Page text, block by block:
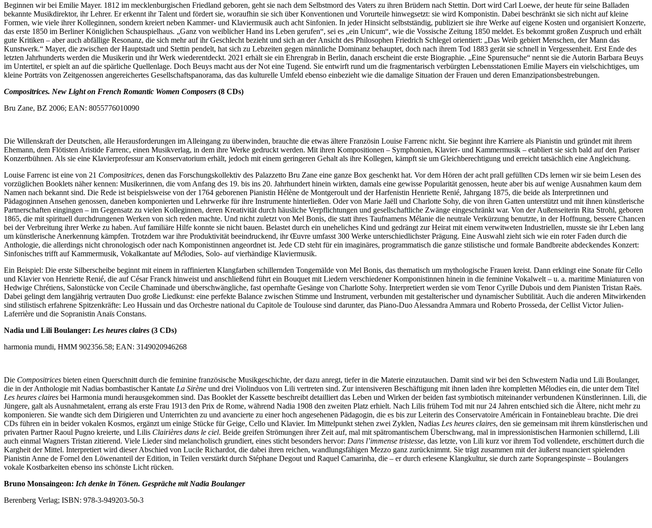
Beginnen wir bei Emilie Mayer. 1812 im mecklenburgischen Friedland geboren, geht sie nach dem Selbstmord des Vaters zu ihren Brüdern nach Stettin. Dort wird Carl Loewe, der heute für seine Balladen
bekannte Musikdirektor, ihr Lehrer. Er erkennt ihr Talent und fördert sie, woraufhin sie sich über Konventionen und Vorurteile hinwegsetzt: sie wird Komponistin. Dabei beschränkt sie sich nicht auf kleine
Formen, wie viele ihrer Kolleginnen, sondern kreiert neben Kammer- und Klaviermusik auch acht Sinfonien. In jeder Hinsicht selbstständig, publiziert sie ihre Werke auf eigene Kosten und organisiert Konzerte,
das erste 1850 im Berliner Königlichen Schauspielhaus. „Ganz von weiblicher Hand ins Leben gerufen“, sei es „ein Unicum“, wie die Vossische Zeitung 1850 meldet. Es bekommt großen Zuspruch und erhält
gute Kritiken – aber auch abfällige Resonanz, die sich mehr auf ihr Geschlecht bezieht und sich an der Ansicht des Philosophen Friedrich Schlegel orientiert: „Das Weib gebiert Menschen, der Mann das
Kunstwerk.“ Mayer, die zwischen der Hauptstadt und Stettin pendelt, hat sich zu Lebzeiten gegen männliche Dominanz behauptet, doch nach ihrem Tod 1883 gerät sie schnell in Vergessenheit. Erst Ende des
letzten Jahrhunderts werden die Musikerin und ihr Werk wiederentdeckt. 2021 erhält sie ein Ehrengrab in Berlin, danach erscheint die erste Biographie. „Eine Spurensuche“ nennt sie die Autorin Barbara Beuys
im Untertitel, er spielt an auf die spärliche Quellenlage. Doch Beuys macht aus der Not eine Tugend. Sie entwirft rund um die fragmentarisch verbürgten Lebensstationen Emilie Mayers ein vielschichtiges, um
kleine Porträts von Zeitgenossen angereichertes Gesellschaftspanorama, das das kulturelle Umfeld ebenso einbezieht wie die damalige Situation der Frauen und deren Emanzipationsbestrebungen.
Compositrices. New Light on French Romantic Women Composers (8 CDs)
Bru Zane, BZ 2006; EAN: 8055776010090
Die Willenskraft der Deutschen, alle Herausforderungen im Alleingang zu überwinden, brauchte die etwas ältere Französin Louise Farrenc nicht. Sie beginnt ihre Karriere als Pianistin und gründet mit ihrem
Ehemann, dem Flötisten Aristide Farrenc, einen Musikverlag, in dem ihre Werke gedruckt werden. Mit ihren Kompositionen – Symphonien, Klavier- und Kammermusik – etabliert sie sich bald auf den Pariser
Konzertbühnen. Als sie eine Klavierprofessur am Konservatorium erhält, jedoch mit einem geringeren Gehalt als ihre Kollegen, kämpft sie um Gleichberechtigung und erreicht tatsächlich eine Angleichung.
Louise Farrenc ist eine von 21 Compositrices, denen das Forschungskollektiv des Palazzetto Bru Zane eine ganze Box geschenkt hat. Vor dem Hören der acht prall gefüllten CDs lernen wir sie beim Lesen des
vorzüglichen Booklets näher kennen: Musikerinnen, die vom Anfang des 19. bis ins 20. Jahrhundert hinein wirkten, damals eine gewisse Popularität genossen, heute aber bis auf wenige Ausnahmen kaum dem
Namen nach bekannt sind. Die Rede ist beispielsweise von der 1764 geborenen Pianistin Hélène de Montgeroult und der Harfenistin Henriette Renié, Jahrgang 1875, die beide als Interpretinnen und
Pädagoginnen Ansehen genossen, daneben komponierten und Lehrwerke für ihre Instrumente hinterließen. Oder von Marie Jaëll und Charlotte Sohy, die von ihren Gatten unterstützt und mit ihnen künstlerische
Partnerschaften eingingen – im Gegensatz zu vielen Kolleginnen, deren Kreativität durch häusliche Verpflichtungen und gesellschaftliche Zwänge eingeschränkt war. Von der Außenseiterin Rita Strohl, geboren
1865, die mit spirituell durchdrungenen Werken von sich reden machte. Und nicht zuletzt von Mel Bonis, die statt ihres Taufnamens Mélanie die neutrale Verkürzung benutzte, in der Hoffnung, bessere Chancen
bei der Verbreitung ihrer Werke zu haben. Auf familiäre Hilfe konnte sie nicht bauen. Belastet durch ein uneheliches Kind und gedrängt zur Heirat mit einem verwitweten Industriellen, musste sie ihr Leben lang
um künstlerische Anerkennung kämpfen. Trotzdem war ihre Produktivität beeindruckend, ihr Œuvre umfasst 300 Werke unterschiedlichster Prägung. Eine Auswahl zieht sich wie ein roter Faden durch die
Anthologie, die allerdings nicht chronologisch oder nach Komponistinnen angeordnet ist. Jede CD steht für ein imaginäres, programmatisch die ganze stilistische und formale Bandbreite abdeckendes Konzert:
Sinfonisches trifft auf Kammermusik, Vokalkantate auf Mélodies, Solo- auf vierhändige Klaviermusik.
Ein Beispiel: Die erste Silberscheibe beginnt mit einem in raffinierten Klangfarben schillernden Tongemälde von Mel Bonis, das thematisch um mythologische Frauen kreist. Dann erklingt eine Sonate für Cello
und Klavier von Henriette Renié, die auf César Franck hinweist und anschließend führt ein Bouquet mit Liedern verschiedener Komponistinnen hinein in die feminine Vokalwelt – u. a. maritime Miniaturen von
Hedwige Chrétiens, Salonstücke von Cecile Chaminade und überschwängliche, fast opernhafte Gesänge von Charlotte Sohy. Interpretiert werden sie vom Tenor Cyrille Dubois und dem Pianisten Tristan Raës.
Dabei gelingt dem langjährig vertrauten Duo große Liedkunst: eine perfekte Balance zwischen Stimme und Instrument, verbunden mit gestalterischer und dynamischer Subtilität. Auch die anderen Mitwirkenden
sind stilistisch erfahrene Spitzenkräfte: Leo Hussain und das Orchestre national du Capitole de Toulouse sind darunter, das Piano-Duo Alessandra Ammara und Roberto Prosseda, der Cellist Victor Julien-
Laferrière und die Sopranistin Anaïs Constans.
Nadia und Lili Boulanger: Les heures claires (3 CDs)
harmonia mundi, HMM 902356.58; EAN: 3149020946268
Die Compositrices bieten einen Querschnitt durch die feminine französische Musikgeschichte, der dazu anregt, tiefer in die Materie einzutauchen. Damit sind wir bei den Schwestern Nadia und Lili Boulanger,
die in der Anthologie mit Nadias bombastischer Kantate La Sirène und drei Violinduos von Lili vertreten sind. Zur intensiveren Beschäftigung mit ihnen laden ihre kompletten Mélodies ein, die unter dem Titel
Les heures claires bei Harmonia mundi herausgekommen sind. Das Booklet der Kassette beschreibt detailliert das Leben und Wirken der beiden fast symbiotisch miteinander verbundenen Künstlerinnen. Lili, die
Jüngere, galt als Ausnahmetalent, errang als erste Frau 1913 den Prix de Rome, während Nadia 1908 den zweiten Platz erhielt. Nach Lilis frühem Tod mit nur 24 Jahren entschied sich die Ältere, nicht mehr zu
komponieren. Sie wandte sich dem Dirigieren und Unterrichten zu und avancierte zu einer hoch angesehenen Pädagogin, die es bis zur Leiterin des Conservatoire Américain in Fontainebleau brachte. Die drei
CDs führen ein in beider vokalen Kosmos, ergänzt um einige Stücke für Geige, Cello und Klavier. Im Mittelpunkt stehen zwei Zyklen, Nadias Les heures claires, den sie gemeinsam mit ihrem künstlerischen und
privaten Partner Raoul Pugno kreierte, und Lilis Clairières dans le ciel. Beide greifen Strömungen ihrer Zeit auf, mal mit spätromantischem Überschwang, mal in impressionistischen Harmonien schillernd, Lili
auch einmal Wagners Tristan zitierend. Viele Lieder sind melancholisch grundiert, eines sticht besonders hervor: Dans l’immense tristesse, das letzte, von Lili kurz vor ihrem Tod vollendete, erschüttert durch die
Kargheit der Mittel. Interpretiert wird dieser Abschied von Lucile Richardot, die dabei ihren reichen, wandlungsfähigen Mezzo ganz zurücknimmt. Sie trägt zusammen mit der äußerst nuanciert spielenden
Pianistin Anne de Fornel den Löwenanteil der Edition, in Teilen verstärkt durch Stéphane Degout und Raquel Camarinha, die – er durch erlesene Klangkultur, sie durch zarte Soprangespinste – Boulangers
vokale Kostbarkeiten ebenso ins schönste Licht rücken.
Bruno Monsaingeon: Ich denke in Tönen. Gespräche mit Nadia Boulanger
Berenberg Verlag; ISBN: 978-3-949203-50-3